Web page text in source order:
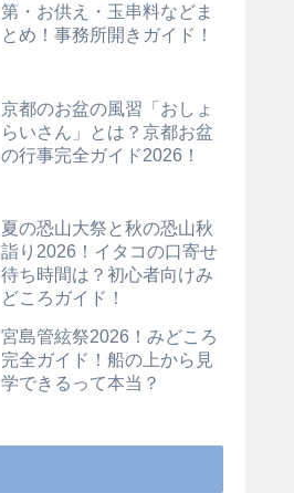
第・お供え・玉串料などま
とめ！事務所開きガイド！
京都のお盆の風習「おしょ
らいさん」とは？京都お盆
の行事完全ガイド2026！
夏の恐山大祭と秋の恐山秋
詣り2026！イタコの口寄せ
待ち時間は？初心者向けみ
どころガイド！
宮島管絃祭2026！みどころ
完全ガイド！船の上から見
学できるって本当？